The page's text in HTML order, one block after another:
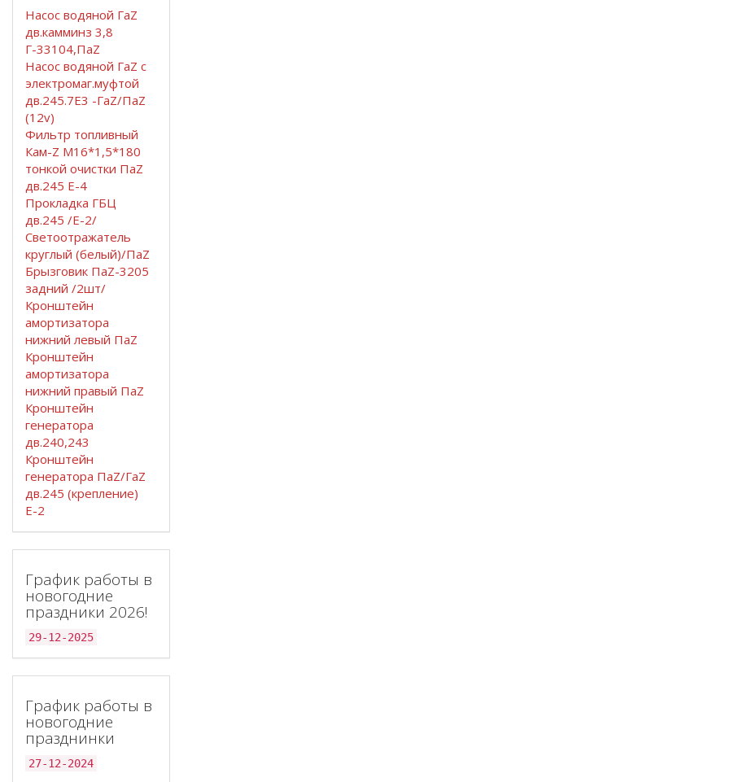
Насос водяной ГаZ
дв.камминз 3,8
Г-33104,ПаZ
Насос водяной ГаZ с
электромаг.муфтой
дв.245.7Е3 -ГаZ/ПаZ
(12v)
Фильтр топливный
Кам-Z М16*1,5*180
тонкой очистки ПаZ
дв.245 Е-4
Прокладка ГБЦ
дв.245 /Е-2/
Светоотражатель
круглый (белый)/ПаZ
Брызговик ПаZ-3205
задний /2шт/
Кронштейн
амортизатора
нижний левый ПаZ
Кронштейн
амортизатора
нижний правый ПаZ
Кронштейн
генератора
дв.240,243
Кронштейн
генератора ПаZ/ГаZ
дв.245 (крепление)
Е-2
График работы в
новогодние
праздники 2026!
29-12-2025
График работы в
новогодние
празднинки
27-12-2024